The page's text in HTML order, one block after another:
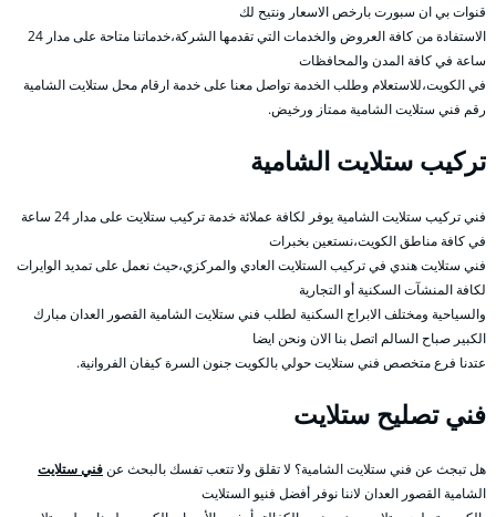
قنوات بي ان سبورت بارخص الاسعار ونتيح لك
الاستفادة من كافة العروض والخدمات التي تقدمها الشركة،خدماتنا متاحة على مدار 24
ساعة في كافة المدن والمحافظات
في الكويت،للاستعلام وطلب الخدمة تواصل معنا على خدمة ارقام محل ستلايت الشامية
رقم فني ستلايت الشامية ممتاز ورخيض.
تركيب ستلايت الشامية
فني تركيب ستلايت الشامية يوفر لكافة عملائة خدمة تركيب ستلايت على مدار 24 ساعة
في كافة مناطق الكويت،نستعين بخبرات
فني ستلايت هندي في تركيب الستلايت العادي والمركزي،حيث نعمل على تمديد الوايرات
لكافة المنشآت السكنية أو التجارية
والسياحية ومختلف الابراج السكنية لطلب فني ستلايت الشامية القصور العدان مبارك
الكبير صباح السالم اتصل بنا الان ونحن ايضا
عتدنا فرع متخصص فني ستلايت حولي بالكويت جنون السرة كيفان الفروانية.
فني تصليح ستلايت
هل تبجث عن فني ستلايت الشامية؟ لا تقلق ولا تتعب تفسك بالبحث عنفني ستلايت
الشامية القصور العدان لاننا نوفر أفضل فنيو الستلايت